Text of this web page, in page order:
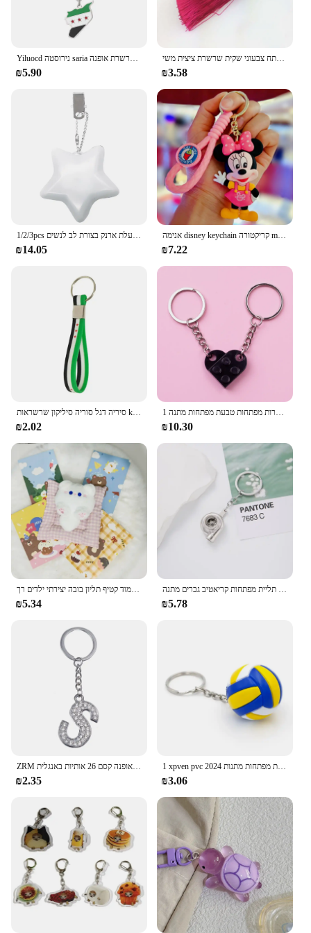
ready to meet the needs of their customers.
Yiluocd נירוסטה saria מפת דגל שרשרת אופנה sythring keyching עבור נשים גברים שרשרת מתנות תכשיטים מתנה
₪5.90
מכירת חמה מפתח צבעוני שקית שרשרת ציצית משי AccessoriesIce Pompom תיק מחזיק מפתחות רכב מפתח טבעת
₪3.58
1/2/3pcs ארנק ארנק לב הוביל לב אור ידית תנועה אוטומטית מופעלת ארנק בצורת לב לנשים
₪14.05
אנימה disney keychain קריקטורה mickey mickey מיני lilo & לתפור חמוד קישוט בובה שרשרת מפתחות מכונית מפתח תליון ילדים מתנות
₪7.22
סיריה דגל סוריה סיליקון שרשראות keyria דגל תרמיל גב המכונית אביזרים עבור נשים גברים גברים חנויות אופנה מפת שרשרת
₪2.02
1 זיווג אהבה בניין מחזיק מפתחות לבנים התאמת מפתח עבור זוגות נשים גברים גברים חברות מפתחות טבעת מפתחות מתנה
₪10.30
קריקטורה ממולאת שרשת מפתחות חתולים צבעוניים חמודים קפה חמוד קטיף תליון בובה יצירתי ילדים רך
₪5.34
המכונית מותאמת צליל טורבוקסנית שרשרת פאנק בסגנון מותניים תליית מפתחות קריאטיב גברים מתנה
₪5.78
ZRM אופנה קסם 26 אותיות באנגלית A-Z האלפבית מחזיקי מפתחות רכב תיק קריסטל Rhinestones סגסוגת שם מחזיקי מפתחות תכשיטים
₪2.35
1 xpven pvc כדורעף קישוטי עסקים מתנות כדור חוף ספורט עבור שחקנים גברים גברים נשים שרשרת מפתחות מתנות 2024
₪3.06